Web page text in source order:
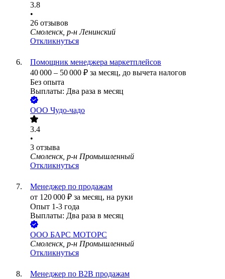
3.8
•
26 отзывов
Смоленск, р-н Ленинский
Откликнуться
Помощник менеджера маркетплейсов
40 000 – 50 000 ₽ за месяц, до вычета налогов
Без опыта
Выплаты: Два раза в месяц
ООО Чудо-чадо
3.4
•
3 отзыва
Смоленск, р-н Промышленный
Откликнуться
Менеджер по продажам
от 120 000 ₽ за месяц, на руки
Опыт 1-3 года
Выплаты: Два раза в месяц
ООО БАРС МОТОРС
Смоленск, р-н Промышленный
Откликнуться
Менеджер по B2B продажам